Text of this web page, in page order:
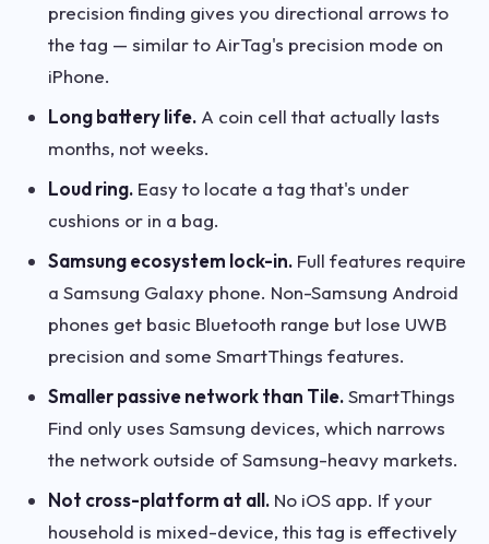
precision finding gives you directional arrows to
the tag — similar to AirTag's precision mode on
iPhone.
Long battery life. A coin cell that actually lasts
months, not weeks.
Loud ring. Easy to locate a tag that's under
cushions or in a bag.
Samsung ecosystem lock-in. Full features require
a Samsung Galaxy phone. Non-Samsung Android
phones get basic Bluetooth range but lose UWB
precision and some SmartThings features.
Smaller passive network than Tile.SmartThings
Find only uses Samsung devices, which narrows
the network outside of Samsung-heavy markets.
Not cross-platform at all. No iOS app. If your
household is mixed-device, this tag is effectively